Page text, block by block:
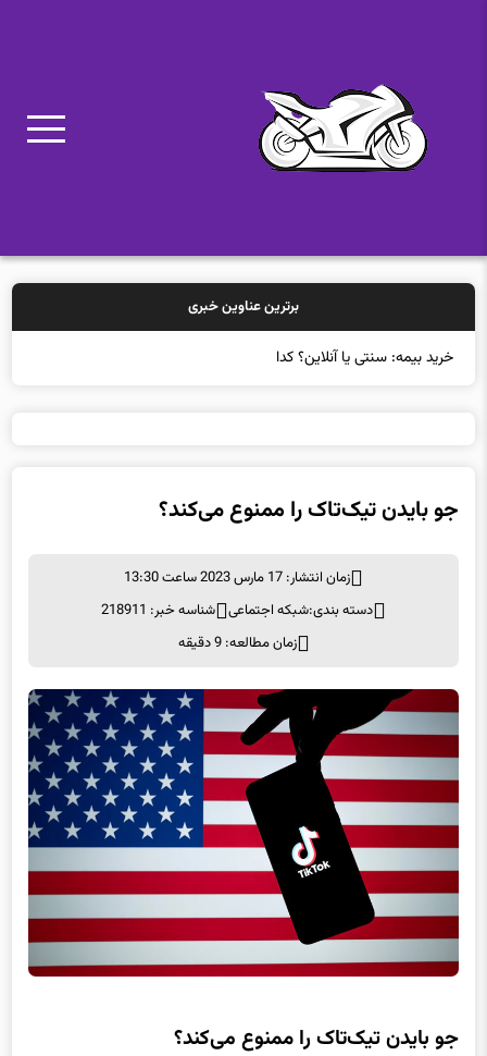
برترین عناوین خبری
خرید بیمه: سنتی یا آنلاین؟ کدامیک تجربه
جو بایدن تیک‌تاک را ممنوع می‌کند؟
زمان انتشار: 17 مارس 2023 ساعت 13:30
دسته بندی:شبكه اجتماعی شناسه خبر: 218911
زمان مطالعه: 9 دقیقه
جو بایدن تیک‌تاک را ممنوع می‌کند؟